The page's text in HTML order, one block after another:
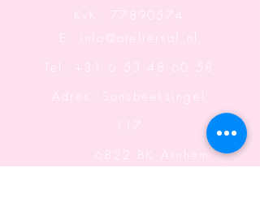
KvK:
77890574
info@ateliersaf.nl
Tel: +31 6 53 48 60 58
Adres: Sonsbeeksingel
117
6822 BK Arnhem